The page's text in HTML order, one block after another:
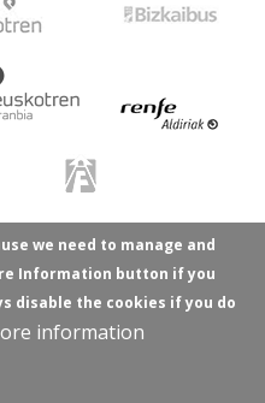
we need to manage and
Information button if you
disable the cookies if you do
information